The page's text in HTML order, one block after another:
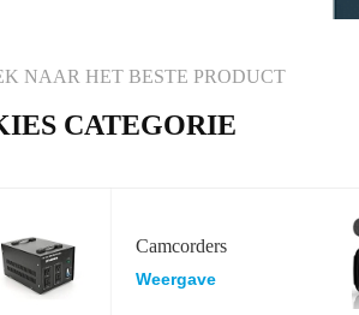
NAAR HET BESTE PRODUCT
CATEGORIE
Camcorders
Weergave